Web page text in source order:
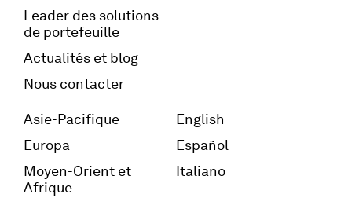
Leader des solutions
de portefeuille
Actualités et blog
Nous contacter
Asie-Pacifique
Europa
Moyen-Orient et
Afrique
English
Español
Italiano